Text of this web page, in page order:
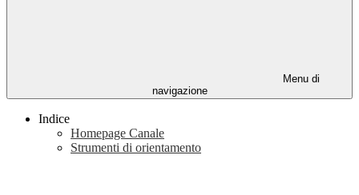
Menu di
navigazione
Indice
Homepage Canale
Strumenti di orientamento